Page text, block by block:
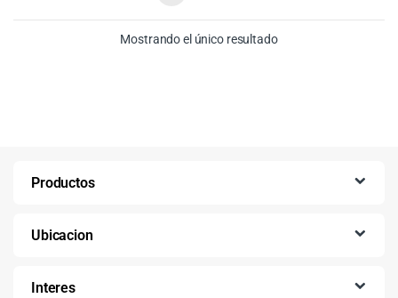
Mostrando el único resultado
Productos
Ubicacion
Interes